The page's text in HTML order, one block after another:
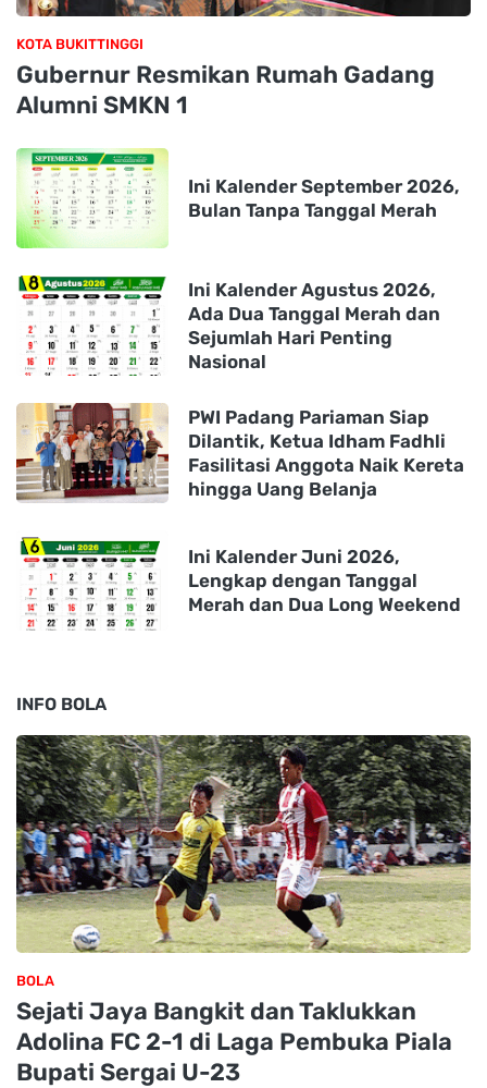
KOTA BUKITTINGGI
Gubernur Resmikan Rumah Gadang
Alumni SMKN 1
Ini Kalender September 2026,
Bulan Tanpa Tanggal Merah
Ini Kalender Agustus 2026,
Ada Dua Tanggal Merah dan
Sejumlah Hari Penting
Nasional
PWI Padang Pariaman Siap
Dilantik, Ketua Idham Fadhli
Fasilitasi Anggota Naik Kereta
hingga Uang Belanja
Ini Kalender Juni 2026,
Lengkap dengan Tanggal
Merah dan Dua Long Weekend
INFO BOLA
BOLA
Sejati Jaya Bangkit dan Taklukkan
Adolina FC 2-1 di Laga Pembuka Piala
Bupati Sergai U-23